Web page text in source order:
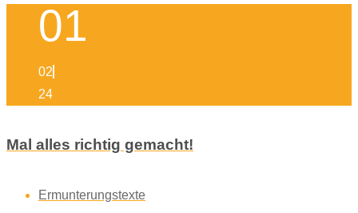
01
02
24
Mal alles richtig gemacht!
Ermunterungstexte